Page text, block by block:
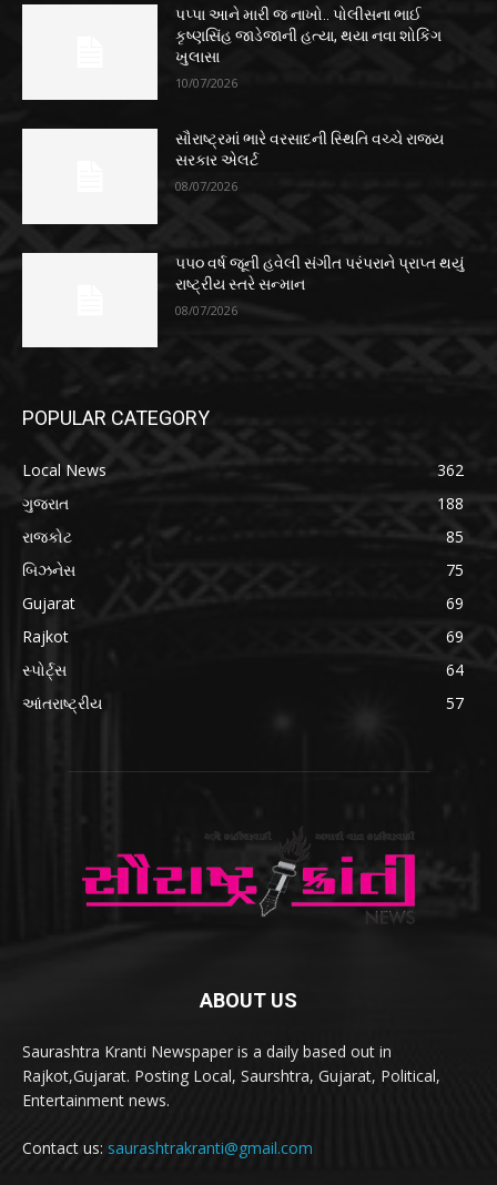
પપ્પા આને મારી જ નાખો.. પોલીસના ભાઈ
કૃષ્ણસિંહ જાડેજાની હત્યા, થયા નવા શોકિંગ
ખુલાસા
10/07/2026
સૌરાષ્ટ્રમાં ભારે વરસાદની સ્થિતિ વચ્ચે રાજ્ય
સરકાર એલર્ટ
08/07/2026
૫૫૦ વર્ષ જૂની હવેલી સંગીત પરંપરાને પ્રાપ્ત થયું
રાષ્ટ્રીય સ્તરે સન્માન
08/07/2026
POPULAR CATEGORY
Local News
362
ગુજરાત
188
રાજકોટ
85
બિઝનેસ
75
Gujarat
69
Rajkot
69
સ્પોર્ટ્સ
64
આંતરાષ્ટ્રીય
57
ABOUT US
Saurashtra Kranti Newspaper is a daily based out in
Rajkot,Gujarat. Posting Local, Saurshtra, Gujarat, Political,
Entertainment news.
Contact us: saurashtrakranti@gmail.com